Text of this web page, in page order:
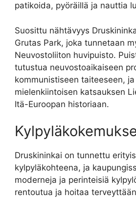
patikoida, pyöräillä ja nauttia
Suosittu nähtävyys
Grutas Park, joka tunnetaan
Neuvostoliiton huvipuisto.
tutustua neuvostoaikaiseen
kommunistiseen taiteeseen,
mielenkiintoisen katsauksen
Itä-Euroopan historiaan.
Druskininkai on tunnettu
kylpyläkohteena, ja
moderneja ja perinteisiä
rentoutua ja hoitaa